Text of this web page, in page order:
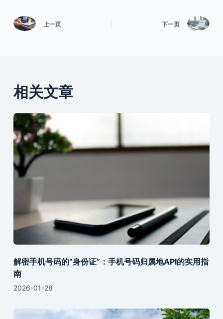
上一页 下一页
相关文章
解密手机号码的“身份证”：手机号码归属地API的实用指
南
2026-01-28